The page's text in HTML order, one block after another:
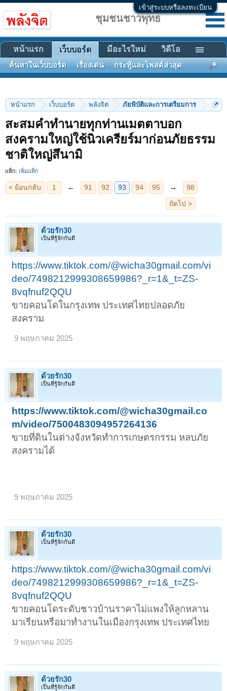
เข้าสู่ระบบหรือลงทะเบียน
หน้าแรก เว็บบอร์ด พลังจิต ภัยพิบัติและการเตรียมการ
สะสมคำทำนายทุกท่านเมตตาบอก
สงครามใหญ่ใช้นิวเครียร์มาก่อนภัยธรรม
ชาติใหญ่สึนามิ
แท็ก: เพิ่มแท็ก
← 92 93 95
98
ถัดไป >
ด้วยรัก30
เป็นที่รู้จักกันดี
https://www.tiktok.com/@wicha30gmail.com/vi
deo/7498212999308659986?_r=1&_t=ZS-
8vqfnuf2QQU
ขายคอนโดในกรุงเทพ ประเทศไทยปลอดภัย
สงคราม
9 พฤษภาคม 2025
ด้วยรัก30
เป็นที่รู้จักกันดี
https://www.tiktok.com/@wicha30gmail.co
m/video/7500483094957264136
ขายที่ดินในต่างจังหวัดทำการเกษตรกรรม หลบภัย
สงครามได้
9 พฤษภาคม 2025
ด้วยรัก30
เป็นที่รู้จักกันดี
https://www.tiktok.com/@wicha30gmail.com/vi
deo/7498212999308659986?_r=1&_t=ZS-
8vqfnuf2QQU
ขายคอนโดระดับชาวบ้านราคาไม่แพงให้ลูกหลาน
มาเรียนหรือมาทำงานในเมืองกรุงเทพ ประเทศไทย
9 พฤษภาคม 2025
ด้วยรัก30
เป็นที่รู้จักกันดี
ชุมชนชาวพุทธ
หน้าแรก เว็บบอร์ด
ค้นหาในเว็บบอร์ด เรื่องเด่น กระทู้และโพสต์ล่าสุด
มีอะไรใหม่ วิดีโอ